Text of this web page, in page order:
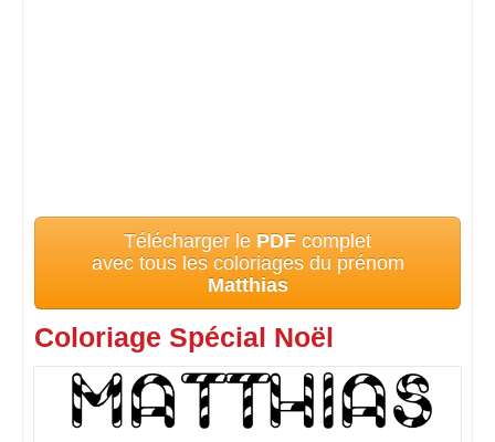
Télécharger le PDF complet
avec tous les coloriages du prénom
Matthias
Coloriage Spécial Noël